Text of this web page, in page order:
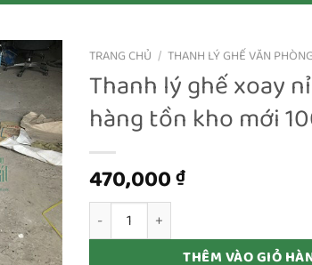
TRANG CHỦ / THANH LÝ GHẾ VĂN PHÒNG
Thanh lý ghế xoay
hàng tồn kho mới
470,000₫
Thanh lý ghế xoay nỉ Hoà Phát hàng
THÊM VÀO GIỎ